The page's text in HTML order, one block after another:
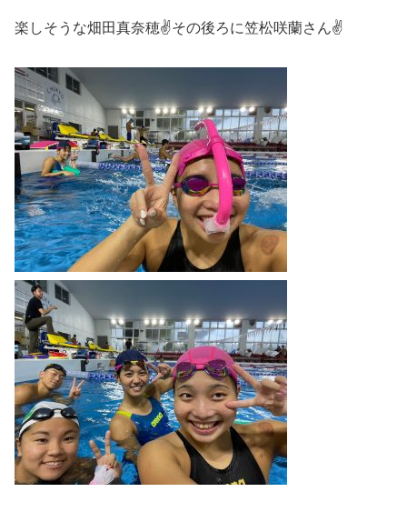
楽しそうな畑田真奈穂✌️その後ろに笠松咲蘭さん✌️